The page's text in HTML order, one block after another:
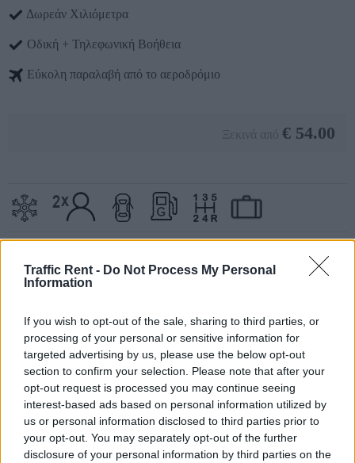
Traffic Rent - Do Not Process My Personal
Information
If you wish to opt-out of the sale, sharing to third parties, or
processing of your personal or sensitive information for
targeted advertising by us, please use the below opt-out
section to confirm your selection. Please note that after your
opt-out request is processed you may continue seeing
interest-based ads based on personal information utilized by
us or personal information disclosed to third parties prior to
your opt-out. You may separately opt-out of the further
disclosure of your personal information by third parties on the
Δωρεάν Χιλιόμετρα
Οδική + Τηλεφωνική Βοήθεια
Εύκολη παραλαβή από το αεροδρόμιο
Ξεκινά από € 54.00
Μερική κράτηση
Μη διαθέσιμος
Αύγουστος 2026
Νυμφεύομαι Πέμ Παρ Ήλιος
01